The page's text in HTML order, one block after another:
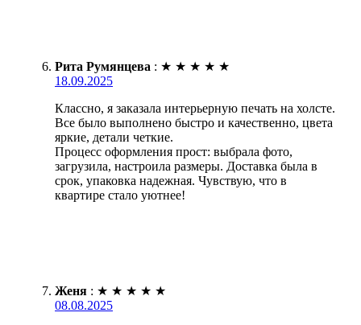
Рита Румянцева : ★ ★ ★ ★ ★
18.09.2025
Классно, я заказала интерьерную печать на холсте.
Все было выполнено быстро и качественно, цвета
яркие, детали четкие.
Процесс оформления прост: выбрала фото,
загрузила, настроила размеры. Доставка была в
срок, упаковка надежная. Чувствую, что в
квартире стало уютнее!
Женя : ★ ★ ★ ★ ★
08.08.2025